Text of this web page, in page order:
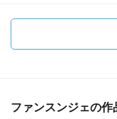
ファンスンジェの作